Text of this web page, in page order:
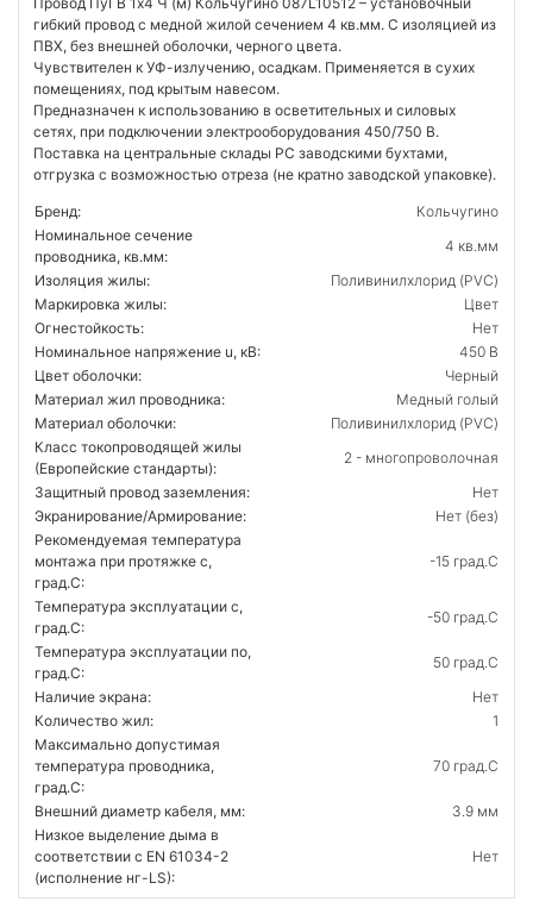
гибкий провод с медной жилой сечением 4 кв.мм. С изоляцией из
ПВХ, без внешней оболочки, черного цвета.
Чувствителен к УФ-излучению, осадкам. Применяется в сухих
помещениях, под крытым навесом.
Предназначен к использованию в осветительных и силовых
сетях, при подключении электрооборудования 450/750 В.
Поставка на центральные склады РС заводскими бухтами,
отгрузка с возможностью отреза (не кратно заводской упаковке).
Бренд:
Кольчугино
Номинальное сечение
проводника, кв.мм:
4 кв.мм
Изоляция жилы:
Поливинилхлорид (PVC)
Маркировка жилы:
Цвет
Огнестойкость:
Нет
Номинальное напряжение u, кВ:
450 В
Цвет оболочки:
Черный
Материал жил проводника:
Медный голый
Материал оболочки:
Поливинилхлорид (PVC)
Класс токопроводящей жилы
(Европейские стандарты):
2 - многопроволочная
Защитный провод заземления:
Нет
Экранирование/Армирование:
Нет (без)
Рекомендуемая температура
монтажа при протяжке с,
град.C:
-15 град.C
Температура эксплуатации с,
град.C:
-50 град.C
Температура эксплуатации по,
град.C:
50 град.C
Наличие экрана:
Нет
Количество жил:
1
Максимально допустимая
температура проводника,
град.C:
70 град.C
Внешний диаметр кабеля, мм:
3.9 мм
Низкое выделение дыма в
соответствии с EN 61034-2
(исполнение нг-LS):
Нет